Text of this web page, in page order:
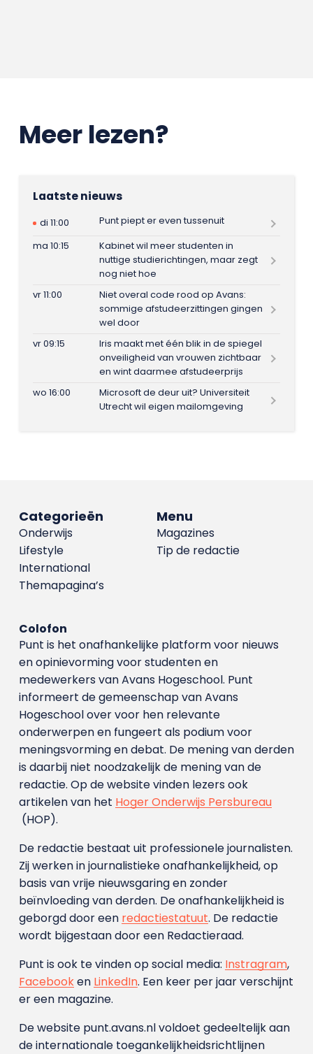
Meer lezen?
Laatste nieuws
di 11:00
Punt piept er even tussenuit
ma 10:15
Kabinet wil meer studenten in
nuttige studierichtingen, maar zegt
nog niet hoe
vr 11:00
Niet overal code rood op Avans:
sommige afstudeerzittingen gingen
wel door
vr 09:15
Iris maakt met één blik in de spiegel
onveiligheid van vrouwen zichtbaar
en wint daarmee afstudeerprijs
wo 16:00
Microsoft de deur uit? Universiteit
Utrecht wil eigen mailomgeving
Menu
Magazines
Tip de redactie
Categorieën
Onderwijs
Lifestyle
International
Themapagina’s
Colofon
Punt is het onafhankelijke platform voor nieuws
en opinievorming voor studenten en
medewerkers van Avans Hoge­school. Punt
informeert de gemeenschap van Avans
Hogeschool over voor hen relevante
onderwerpen en fungeert als podium voor
meningsvorming en debat. De mening van derden
is daarbij niet noodzakelijk de mening van de
redactie. Op de website vinden lezers ook
artikelen van het Hoger Onderwijs Persbureau
(HOP).
De redactie bestaat uit professionele journalisten.
Zij werken in journalistieke onafhankelijkheid, op
basis van vrije nieuwsgaring en zonder
beïnvloeding van derden. De onafhankelijkheid is
geborgd door een redactiestatuut. De redactie
wordt bijgestaan door een Redactieraad.
Punt is ook te vinden op social media: Instragram,
Facebooken LinkedIn. Een keer per jaar verschijnt
er een magazine.
De website punt.avans.nl voldoet gedeeltelijk aan
de internationale toegankelijkheidsrichtlijnen